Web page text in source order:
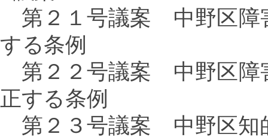
第２１号議案 中野区障
する条例
第２２号議案 中野区障
正する条例
第２３号議案 中野区知